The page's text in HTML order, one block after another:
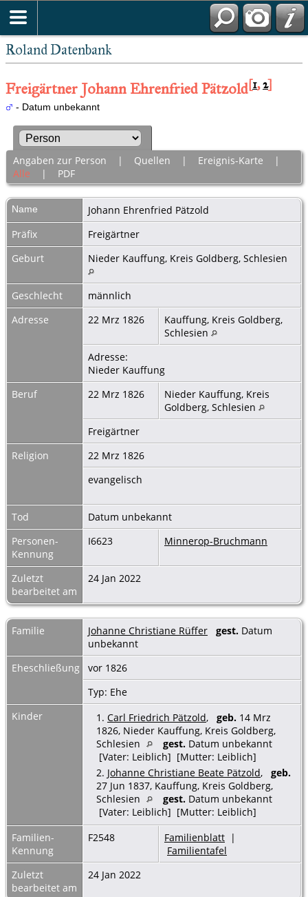
Roland Datenbank
Freigärtner Johann Ehrenfried Pätzold[1,2]
- Datum unbekannt
Angaben zur Person | Quellen | Ereignis-Karte |
Alle | PDF
Name Johann Ehrenfried Pätzold
Präfix
Freigärtner
Geburt
Nieder Kauffung, Kreis Goldberg, Schlesien
Geschlecht
männlich
Adresse
22 Mrz 1826
Kauffung, Kreis Goldberg,
Schlesien
Adresse:
Nieder Kauffung
Beruf
22 Mrz 1826
Nieder Kauffung, Kreis
Goldberg, Schlesien
Freigärtner
Religion
22 Mrz 1826
evangelisch
Tod
Datum unbekannt
Personen-
Kennung
I6623 Minnerop-Bruchmann
Zuletzt
bearbeitet am
24 Jan 2022
Familie Johanne Christiane Rüffer gest. Datum
unbekannt
Eheschließung
vor 1826
Typ: Ehe
Kinder
1. Carl Friedrich Pätzold, geb. 14 Mrz
1826, Nieder Kauffung, Kreis Goldberg,
Schlesien
gest. Datum unbekannt
[Vater: Leiblich] [Mutter: Leiblich]
2. Johanne Christiane Beate Pätzold, geb.
27 Jun 1837, Kauffung, Kreis Goldberg,
Schlesien
gest. Datum unbekannt
[Vater: Leiblich] [Mutter: Leiblich]
Familien-
Kennung
F2548 Familienblatt |
Familientafel
Zuletzt
bearbeitet am
24 Jan 2022